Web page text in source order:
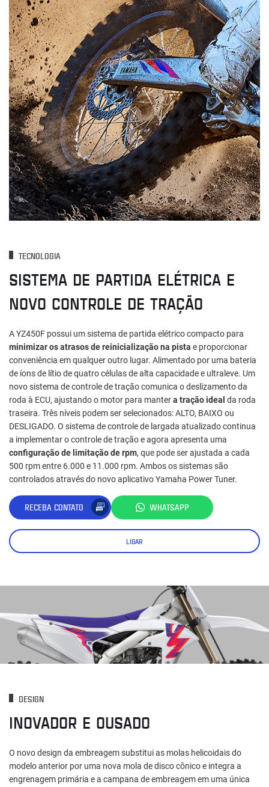
TECNOLOGIA
SISTEMA DE PARTIDA ELÉTRICA E
NOVO CONTROLE DE TRAÇÃO
A YZ450F possui um sistema de partida elétrico compacto para
minimizar os atrasos de reinicialização na pista e proporcionar
conveniência em qualquer outro lugar. Alimentado por uma bateria
de íons de lítio de quatro células de alta capacidade e ultraleve. Um
novo sistema de controle de tração comunica o deslizamento da
roda à ECU, ajustando o motor para mantera tração ideal da roda
traseira. Três níveis podem ser selecionados: ALTO, BAIXO ou
DESLIGADO. O sistema de controle de largada atualizado continua
a implementar o controle de tração e agora apresenta uma
configuração de limitação de rpm, que pode ser ajustada a cada
500 rpm entre 6.000 e 11.000 rpm. Ambos os sistemas são
controlados através do novo aplicativo Yamaha Power Tuner.
RECEBA CONTATO WHATSAPP
LIGAR
DESIGN
INOVADOR E OUSADO
O novo design da embreagem substitui as molas helicoidais do
modelo anterior por uma nova mola de disco cônico e integra a
engrenagem primária e a campana de embreagem em uma única